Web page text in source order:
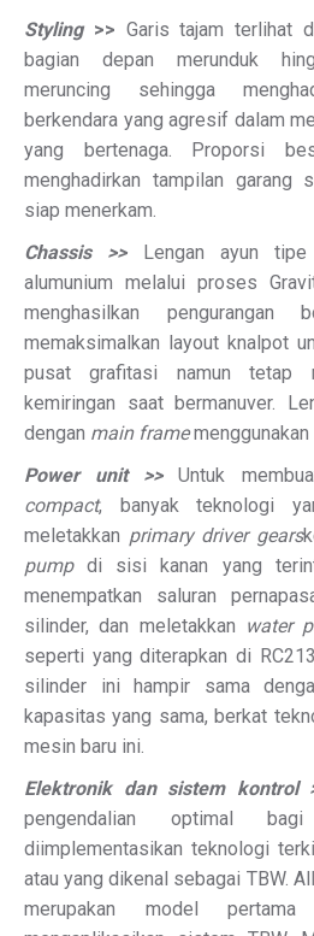
Styling>> Garis tajam terlihat
bagian depan merunduk
meruncing sehingga
berkendara yang agresif dalam
yang bertenaga. Proporsi
menghadirkan tampilan garang
siap menerkam.
Chassis >> Lengan ayun tipe
alumunium melalui proses
menghasilkan pengurangan
memaksimalkan layout knalpot
pusat grafitasi namun tetap
kemiringan saat bermanuver.
dengan main frame
Power unit >>Untuk
compact, banyak teknologi
meletakkan primary driver gears
pumpdi sisi kanan yang
menempatkan saluran
silinder, dan meletakkan water
seperti yang diterapkan di
silinder ini hampir sama
kapasitas yang sama, berkat
mesin baru ini.
Elektronik dan sistem kontrol
pengendalian optimal
diimplementasikan teknologi
atau yang dikenal sebagai TBW.
merupakan model